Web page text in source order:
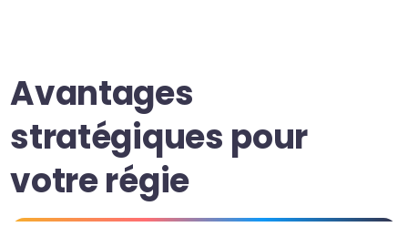
Avantages
stratégiques pour
votre régie